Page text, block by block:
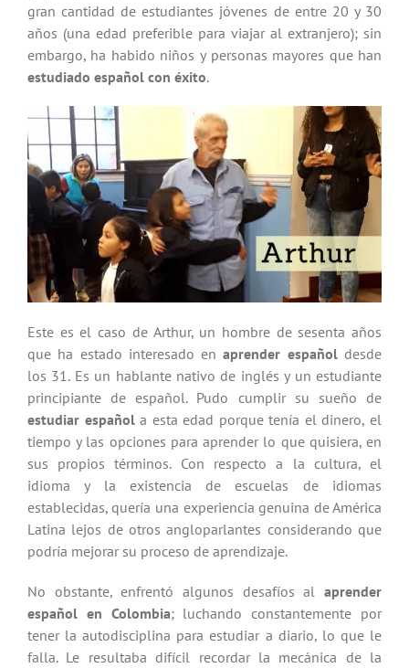
gran cantidad de estudiantes jóvenes de entre 20 y 30
años (una edad preferible para viajar al extranjero); sin
embargo, ha habido niños y personas mayores que han
estudiado español con éxito.
Este es el caso de Arthur, un hombre de sesenta años
que ha estado interesado enaprender españoldesde
los 31. Es un hablante nativo de inglés y un estudiante
principiante de español. Pudo cumplir su sueño de
estudiar española esta edad porque tenía el dinero, el
tiempo y las opciones para aprender lo que quisiera, en
sus propios términos. Con respecto a la cultura, el
idioma y la existencia de escuelas de idiomas
establecidas, quería una experiencia genuina de América
Latina lejos de otros angloparlantes considerando que
podría mejorar su proceso de aprendizaje.
No obstante, enfrentó algunos desafíos alaprender
español en Colombia; luchando constantemente por
tener la autodisciplina para estudiar a diario, lo que le
falla. Le resultaba difícil recordar la mecánica de la